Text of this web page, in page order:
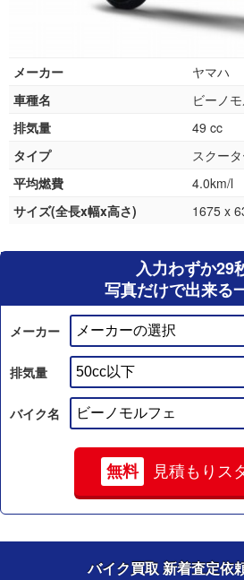
メーカー
ヤマハ
車種名
ビーノ
排気量
49 cc
タイプ
スクー
平均燃費
4.0km/l
サイズ(全長x幅x高さ)
1675 x
入力わずか29
写真だけで出来る
メーカー
排気量
バイク名
無料 見積もりス
バイク買取 新着査定依